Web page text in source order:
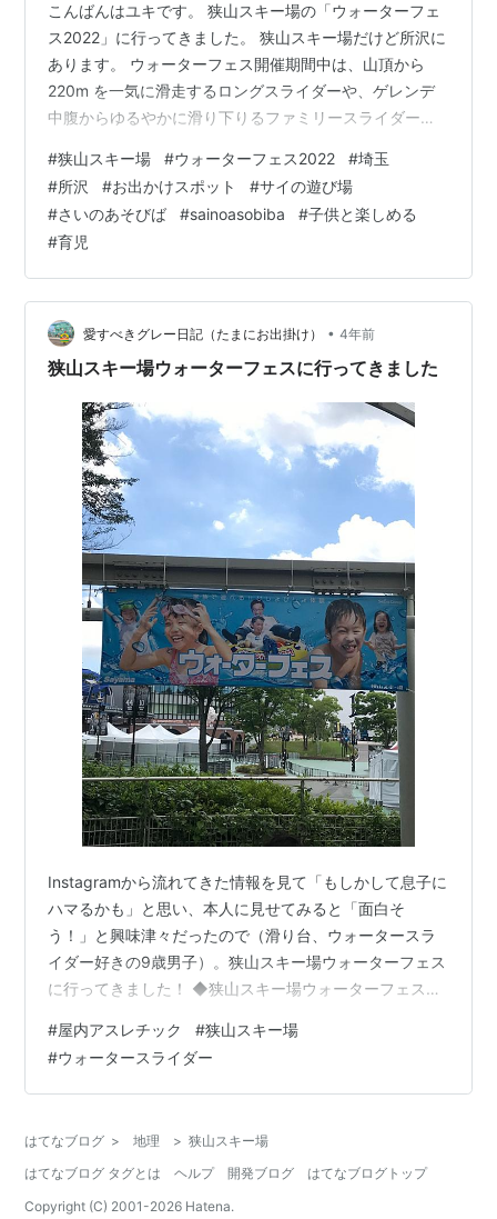
こんばんはユキです。 狭山スキー場の「ウォーターフェ
ス2022」に行ってきました。 狭山スキー場だけど所沢に
あります。 ウォーターフェス開催期間中は、山頂から
220m を一気に滑走するロングスライダーや、ゲレンデ
中腹からゆるやかに滑り下りるファミリースライダーの
ーブに乗って滑るので水に濡れることなく気軽に遊べま
す。同期間中には、暑さを吹き飛ばす水のイベント「ず
ぶぬれタイム」や「泡イベント」、スーパーボールすく
いやヨーヨー釣りなど縁日コーナーもありとっても楽し
めます。 池袋から約40分 夏はスライダーで遊ぼう‼ウォ
ーターフェス開催 | 狭山…
#狭山スキー場 #ウォーターフェス2022 #埼玉
#所沢 #お出かけスポット #サイの遊び場
#さいのあそびば #sainoasobiba #子供と楽しめる
#育児
愛すべきグレー日記（たまにお出掛け） • 4年前
狭山スキー場ウォーターフェスに行ってきました
Instagramから流れてきた情報を見て「もしかして息子に
ハマるかも」と思い、本人に見せてみると「面白そ
う！」と興味津々だったので（滑り台、ウォータースラ
イダー好きの9歳男子）。狭山スキー場ウォーターフェス
に行ってきました！ ◆狭山スキー場ウォーターフェスと
ンデ内にウォータースライダーがあり、水遊びも楽しめ
ます。 ◆狭山スキー場ウォーターフェス 体験記都心から
電車で向かうと、どんどん人の気配がなくなっていき、
るタイプの電車が珍しかったらしく、「新幹線みたいだ
ね」と喜んでいました。目的地付近では…
#屋内アスレチック #狭山スキー場
#ウォータースライダー
はてなブログ > 地理 > 狭山スキー場
はてなブログ タグとは
ヘルプ 開発ブログ
はてなブログトップ
Copyright (C) 2001-2026 Hatena.